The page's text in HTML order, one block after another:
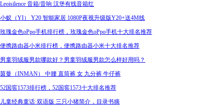
Leoisilence 音箱/音响 汉堡有线音箱红
小蚁（YI） Y20 智能家居 1080P夜视升级版Y20+送4M线
玫瑰金色oPpo手机排行榜，玫瑰金色oPpo手机十大排名推荐
便携路由器小米排行榜，便携路由器小米十大排名推荐
男童羽绒服男款哪款好？男童羽绒服男款怎么样好用吗？
茵曼（INMAN） 中腰 直筒裤 女 九分裤 牛仔裤
52国窖1573排行榜，52国窖1573十大排名推荐
儿童经典童话·双语版 三只小猪简介，目录书摘